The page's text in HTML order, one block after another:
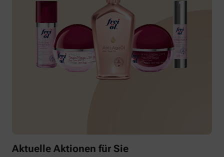
Aktuelle Aktionen für Sie